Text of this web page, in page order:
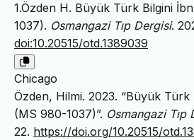
1.Özden H. Büyük Türk Bilgini
1037). Osmangazi Tıp Dergisi.
doi:10.20515/otd.1389039
Chicago
Özden, Hilmi. 2023. “Büyük
(MS 980-1037)”. Osmangazi Tıp
22. https://doi.org/10.20515/